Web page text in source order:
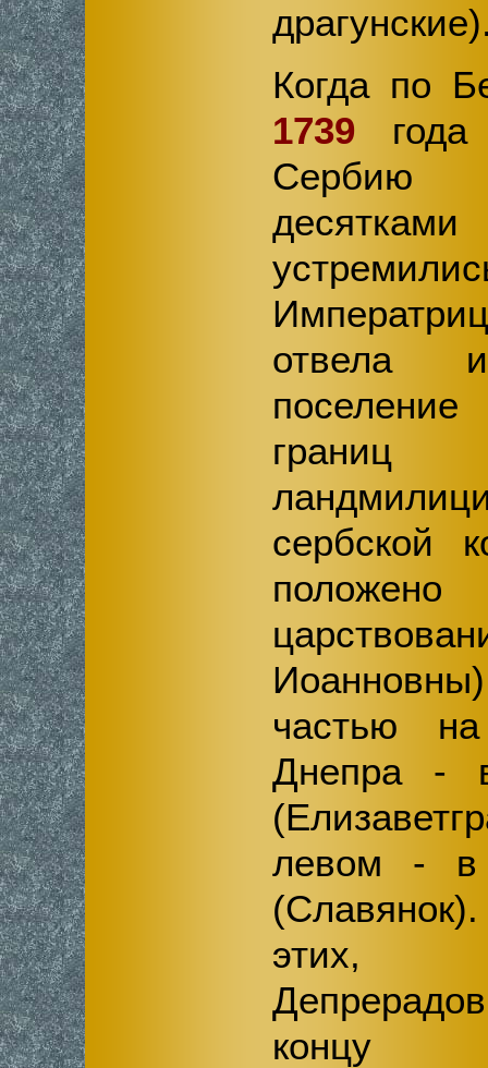
Когда по
1739года
Сербию
отвела
сербской
частью
Днепра -
левом - в
этих,
концу